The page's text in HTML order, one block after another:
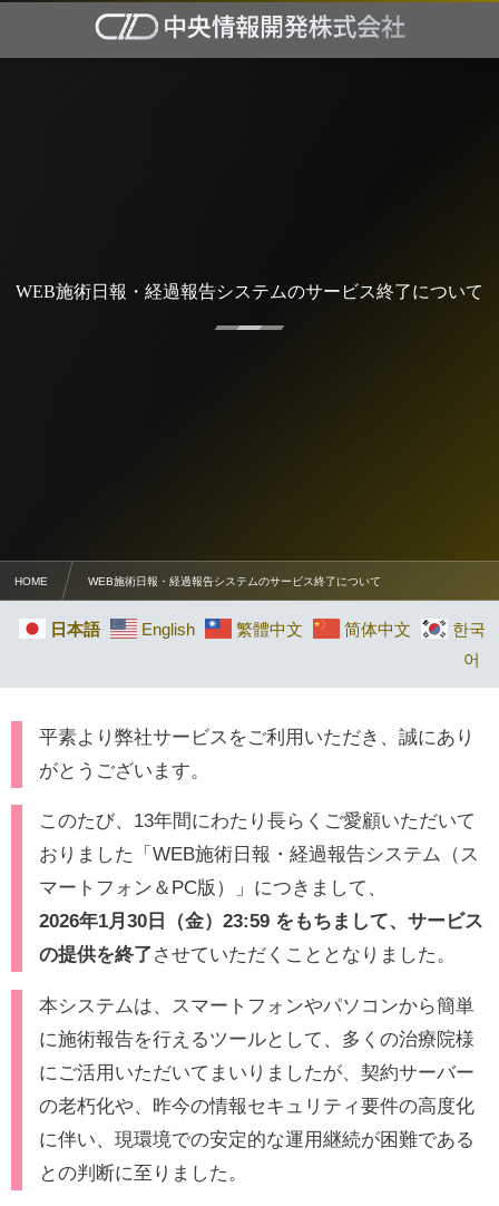
WEB施術日報・経過報告システムのサービス終了について
HOME WEB施術日報・経過報告システムのサービス終了について
日本語 English 繁體中文 简体中文
한국
어
平素より弊社サービスをご利用いただき、誠にあり
がとうございます。
このたび、13年間にわたり長らくご愛顧いただいて
おりました「WEB施術日報・経過報告システム（ス
マートフォン＆PC版）」につきまして、
2026年1月30日（金）23:59 をもちまして、サービス
の提供を終了 させていただくこととなりました。
本システムは、スマートフォンやパソコンから簡単
に施術報告を行えるツールとして、多くの治療院様
にご活用いただいてまいりましたが、契約サーバー
の老朽化や、昨今の情報セキュリティ要件の高度化
に伴い、現環境での安定的な運用継続が困難である
との判断に至りました。